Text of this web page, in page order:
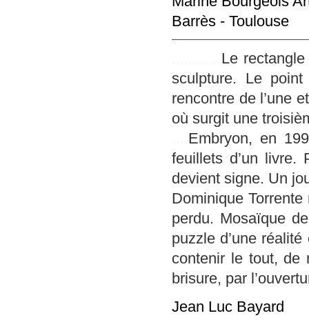
Barrès - Toulouse
Le
sculpture. Le
rencontre de l’une
où surgit une
Embryon, en
feuillets d’un
devient signe. Un
Dominique
perdu. Mosaïque
puzzle d’une
contenir le tout, de
brisure, par
Jean Luc Bayard